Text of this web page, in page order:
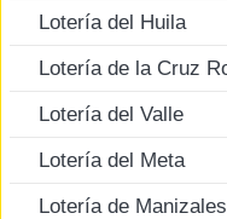
Lotería del Huila
Lotería de la Cruz
Lotería del Valle
Lotería del Meta
Lotería de Manizales